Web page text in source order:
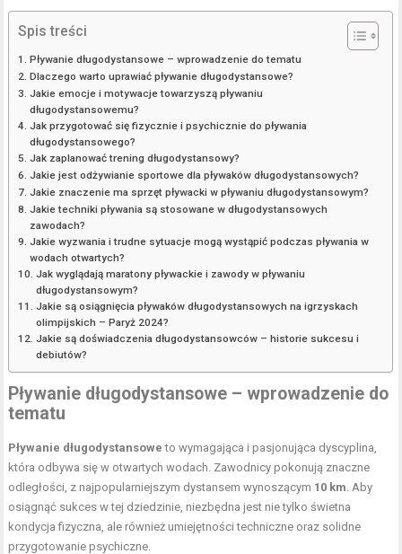
Spis treści
Pływanie długodystansowe – wprowadzenie do tematu
Dlaczego warto uprawiać pływanie długodystansowe?
Jakie emocje i motywacje towarzyszą pływaniu
długodystansowemu?
Jak przygotować się fizycznie i psychicznie do pływania
długodystansowego?
Jak zaplanować trening długodystansowy?
Jakie jest odżywianie sportowe dla pływaków długodystansowych?
Jakie znaczenie ma sprzęt pływacki w pływaniu długodystansowym?
Jakie techniki pływania są stosowane w długodystansowych
zawodach?
Jakie wyzwania i trudne sytuacje mogą wystąpić podczas pływania w
wodach otwartych?
Jak wyglądają maratony pływackie i zawody w pływaniu
długodystansowym?
Jakie są osiągnięcia pływaków długodystansowych na igrzyskach
olimpijskich – Paryż 2024?
Jakie są doświadczenia długodystansowców – historie sukcesu i
debiutów?
Pływanie długodystansowe – wprowadzenie do
tematu
Pływanie długodystansowe to wymagająca i pasjonująca dyscyplina,
która odbywa się w otwartych wodach. Zawodnicy pokonują znaczne
odległości, z najpopularniejszym dystansem wynoszącym 10 km . Aby
osiągnąć sukces w tej dziedzinie, niezbędna jest nie tylko świetna
kondycja fizyczna, ale również umiejętności techniczne oraz solidne
przygotowanie psychiczne.